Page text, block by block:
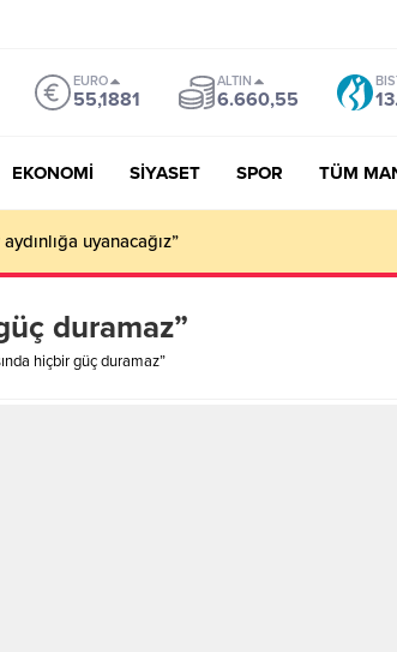
EURO
55,1881
ALTIN
6.660,55
EKONOMİ SİYASET SPOR TÜM
uyanacağız”
duramaz”
hiçbir güç duramaz”